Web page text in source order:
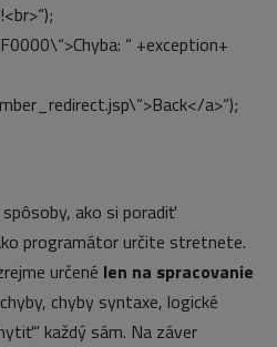
“ +exception+
a>“);
ako si poradiť
programátor určite stretnete.
určené len na spracovanie
chyby syntaxe, logické
každý sám. Na záver